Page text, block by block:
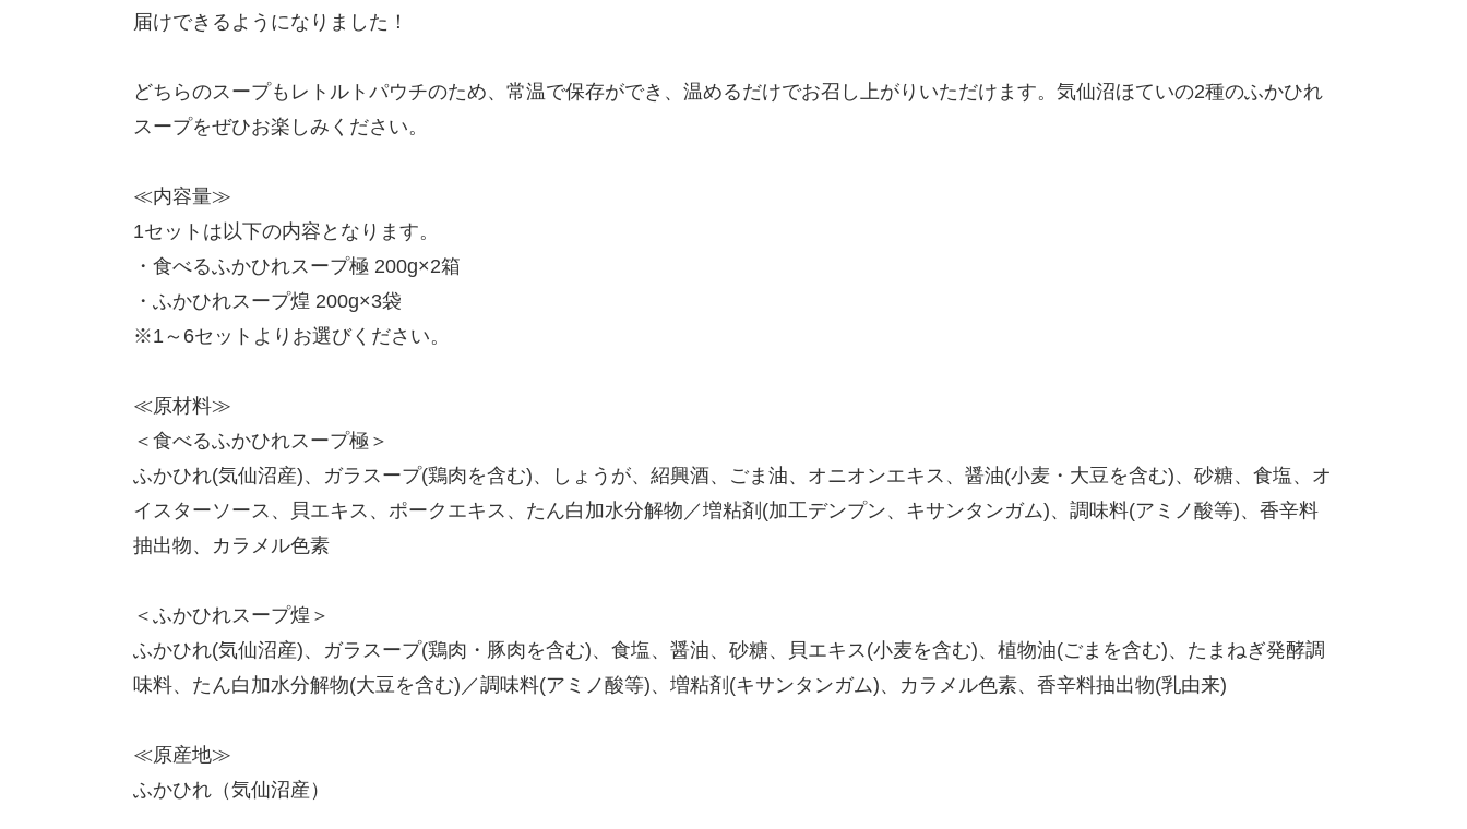
届けできるようになりました！
どちらのスープもレトルトパウチのため、常温で保存ができ、温めるだけでお召し上がりいただけます。気仙沼ほていの2種のふかひれ
スープをぜひお楽しみください。
≪内容量≫
1セットは以下の内容となります。
・食べるふかひれスープ極 200g×2箱
・ふかひれスープ煌 200g×3袋
※1～6セットよりお選びください。
≪原材料≫
＜食べるふかひれスープ極＞
ふかひれ(気仙沼産)、ガラスープ(鶏肉を含む)、しょうが、紹興酒、ごま油、オニオンエキス、醤油(小麦・大豆を含む)、砂糖、食塩、オ
イスターソース、貝エキス、ポークエキス、たん白加水分解物／増粘剤(加工デンプン、キサンタンガム)、調味料(アミノ酸等)、香辛料
抽出物、カラメル色素
＜ふかひれスープ煌＞
ふかひれ(気仙沼産)、ガラスープ(鶏肉・豚肉を含む)、食塩、醤油、砂糖、貝エキス(小麦を含む)、植物油(ごまを含む)、たまねぎ発酵調
味料、たん白加水分解物(大豆を含む)／調味料(アミノ酸等)、増粘剤(キサンタンガム)、カラメル色素、香辛料抽出物(乳由来)
≪原産地≫
ふかひれ（気仙沼産）